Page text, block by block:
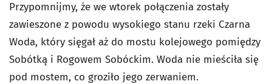
Przypomnijmy, że we wtorek połączenia zostały
zawieszone z powodu wysokiego stanu rzeki Czarna
Woda, który sięgał aż do mostu kolejowego pomiędzy
Sobótką i Rogowem Sobóckim. Woda nie mieściła się
pod mostem, co groziło jego zerwaniem.